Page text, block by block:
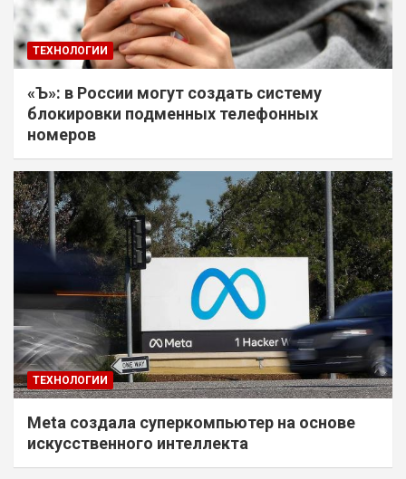
ТЕХНОЛОГИИ
«Ъ»: в России могут создать систему
блокировки подменных телефонных
номеров
ТЕХНОЛОГИИ
Meta создала суперкомпьютер на основе
искусственного интеллекта